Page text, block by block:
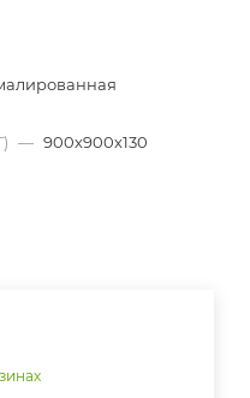
— 900х900х130